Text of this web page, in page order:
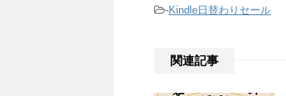
-Kindle日替わりセール
関連記事